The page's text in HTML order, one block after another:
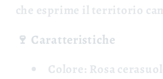
che esprime il territorio
🍷 Caratteristiche
Colore: Rosa